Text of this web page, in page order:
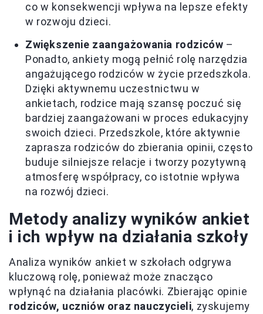
co w konsekwencji wpływa na lepsze efekty
w rozwoju dzieci.
Zwiększenie zaangażowania rodziców –
Ponadto, ankiety mogą pełnić rolę narzędzia
angażującego rodziców w życie przedszkola.
Dzięki aktywnemu uczestnictwu w
ankietach, rodzice mają szansę poczuć się
bardziej zaangażowani w proces edukacyjny
swoich dzieci. Przedszkole, które aktywnie
zaprasza rodziców do zbierania opinii, często
buduje silniejsze relacje i tworzy pozytywną
atmosferę współpracy, co istotnie wpływa
na rozwój dzieci.
Metody analizy wyników ankiet
i ich wpływ na działania szkoły
Analiza wyników ankiet w szkołach odgrywa
kluczową rolę, ponieważ może znacząco
wpłynąć na działania placówki. Zbierając opinie
rodziców, uczniów oraz nauczycieli, zyskujemy